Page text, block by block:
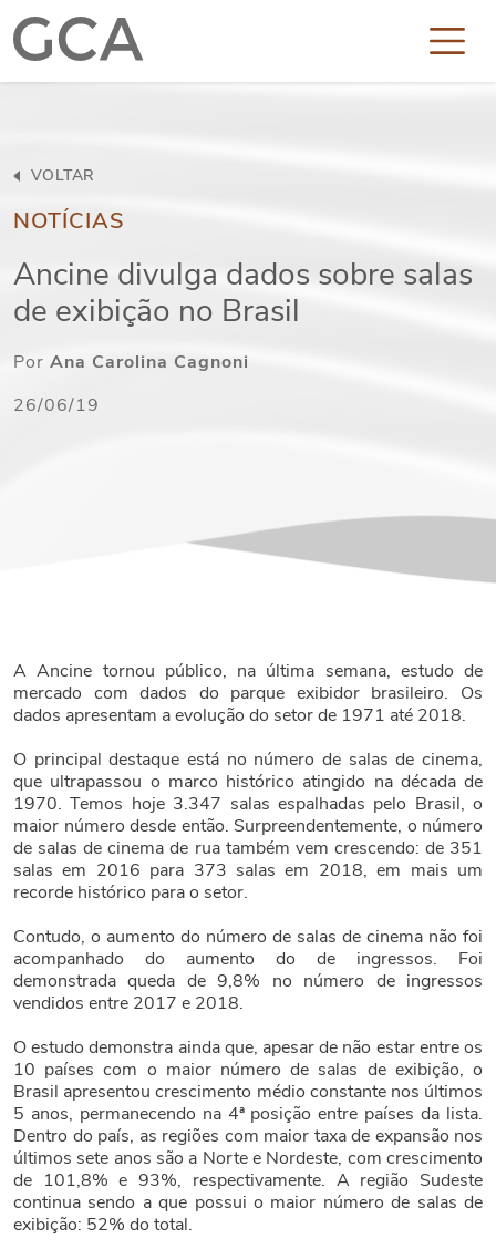
NOTÍCIAS
VOLTAR
Ancine divulga dados sobre salas
de exibição no Brasil
Por Ana Carolina Cagnoni
26/06/19
A Ancine tornou público, na última semana, estudo de
mercado com dados do parque exibidor brasileiro. Os
dados apresentam a evolução do setor de 1971 até 2018.
O principal destaque está no número de salas de cinema,
que ultrapassou o marco histórico atingido na década de
1970. Temos hoje 3.347 salas espalhadas pelo Brasil, o
maior número desde então. Surpreendentemente, o número
de salas de cinema de rua também vem crescendo: de 351
salas em 2016 para 373 salas em 2018, em mais um
recorde histórico para o setor.
Contudo, o aumento do número de salas de cinema não foi
acompanhado do aumento do de ingressos. Foi
demonstrada queda de 9,8% no número de ingressos
vendidos entre 2017 e 2018.
O estudo demonstra ainda que, apesar de não estar entre os
10 países com o maior número de salas de exibição, o
Brasil apresentou crescimento médio constante nos últimos
5 anos, permanecendo na 4ª posição entre países da lista.
Dentro do país, as regiões com maior taxa de expansão nos
últimos sete anos são a Norte e Nordeste, com crescimento
de 101,8% e 93%, respectivamente. A região Sudeste
continua sendo a que possui o maior número de salas de
exibição: 52% do total.